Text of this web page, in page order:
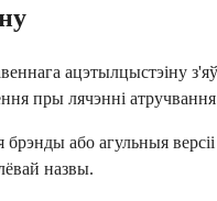
ацэтылцыстэіну
пры лячэнні
або агульныя
назвы.